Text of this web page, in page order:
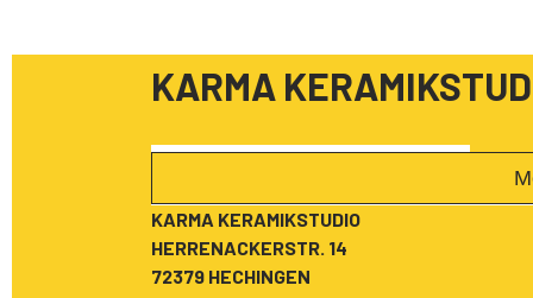
KARMA
KARMA KERAMIKSTUDIO
HERRENACKERSTR. 14
72379 HECHINGEN